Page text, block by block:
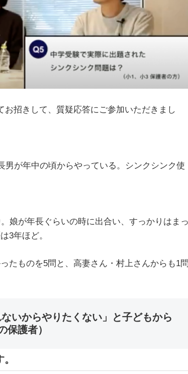
招きして、質疑応答にご参加いただきまし
が年中の頃からやっている。シンクシンク使
娘が年長ぐらいの時に出合い、すっかりはま
3年ほど。
たものを5問と、高妻さん・村上さんからも1
いからやりたくない」と子どもから
保護者）